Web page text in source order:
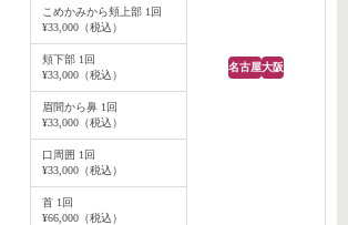
名古屋大阪
こめかみから頬上部 1回
¥33,000（税込）
頬下部 1回
¥33,000（税込）
眉間から鼻 1回
¥33,000（税込）
口周囲 1回
¥33,000（税込）
首 1回
¥66,000（税込）